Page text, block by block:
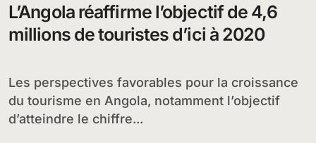
L’Angola réaffirme l’objectif de 4,6
millions de touristes d’ici à 2020
Les perspectives favorables pour la croissance
du tourisme en Angola, notamment l’objectif
d’atteindre le chiffre...